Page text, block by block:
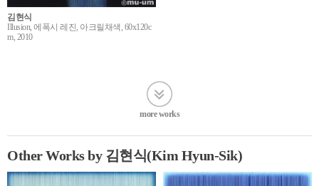
김현식
Illusion, 에폭시 레진, 아크릴채색, 60x120c
m, 2010
more works
Other Works by 김현식(Kim Hyun-Sik)